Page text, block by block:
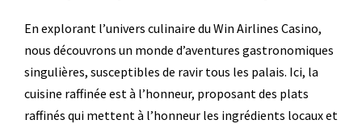
En explorant l’univers culinaire du Win Airlines Casino,
nous découvrons un monde d’aventures gastronomiques
singulières, susceptibles de ravir tous les palais. Ici, la
cuisine raffinée est à l’honneur, proposant des plats
raffinés qui mettent à l’honneur les ingrédients locaux et